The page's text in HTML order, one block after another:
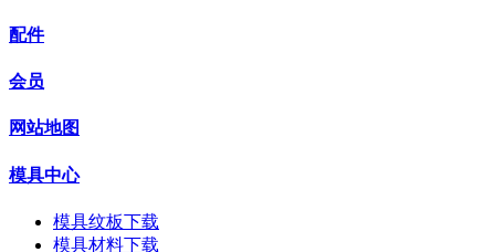
配件
会员
网站地图
模具中心
模具纹板下载
模具材料下载